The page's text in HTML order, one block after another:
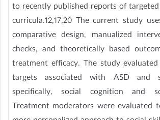
to recently published reports of
curricula.12,17,20 The current study
comparative design, manualized
checks, and theoretically based
treatment efficacy. The study
targets associated with ASD and
specifically, social cognition and
Treatment moderators were evaluated